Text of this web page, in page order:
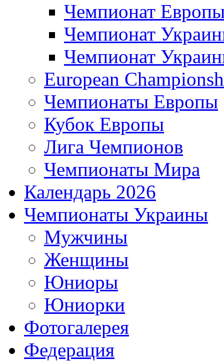
Чемпионат
Чемпионат
Чемпионат
European
Чемпионаты Европы
Кубок Европы
Лига Чемпионов
Чемпионаты Мира
Календарь 2026
Чемпионаты Украины
Мужчины
Женщины
Юниоры
Юниорки
Фотогалерея
Федерация